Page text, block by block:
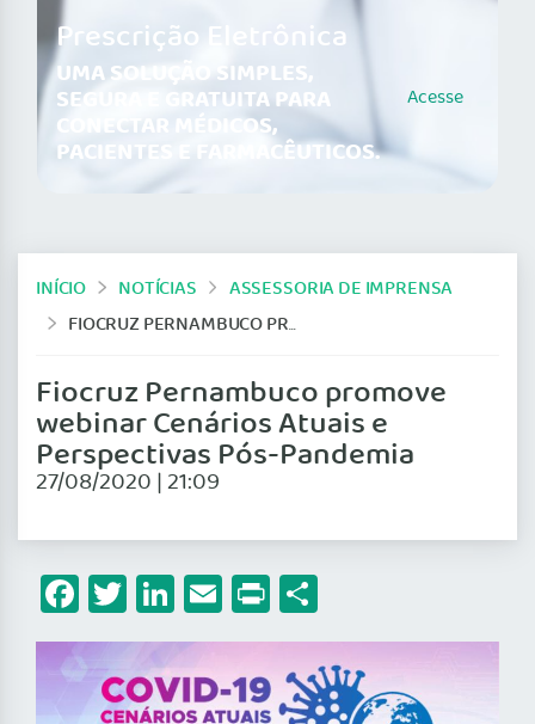
Prescrição Eletrônica
UMA SOLUÇÃO SIMPLES,
SEGURA E GRATUITA PARA
CONECTAR MÉDICOS,
PACIENTES E FARMACÊUTICOS.
Acesse
INÍCIO NOTÍCIAS
ASSESSORIA DE IMPRENSA
FIOCRUZ PERNAMBUCO PROMOVE WEBINAR CENÁRIOS ATUAIS E PERSPECTIVAS PÓS-PANDEMIA
Fiocruz Pernambuco promove
webinar Cenários Atuais e
Perspectivas Pós-Pandemia
27/08/2020 | 21:09
Facebook
Twitter
LinkedIn
Email
Print